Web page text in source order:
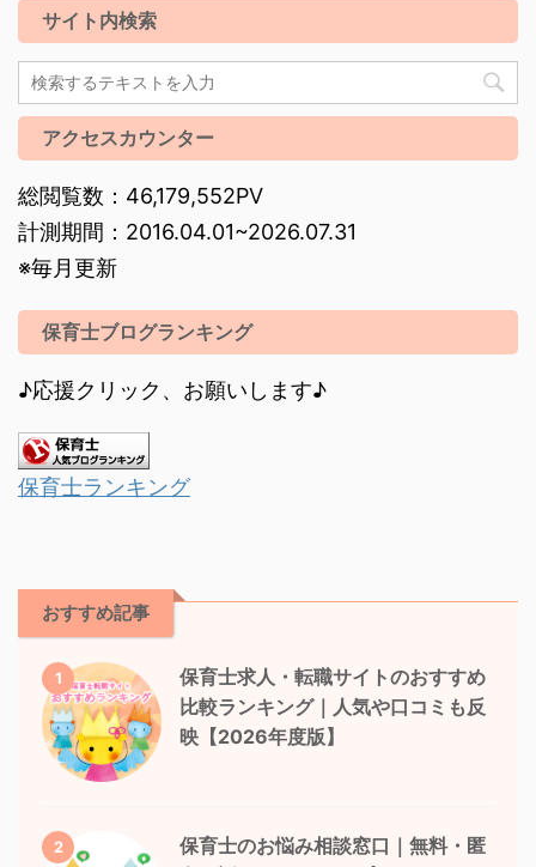
サイト内検索
アクセスカウンター
総閲覧数：46,179,552PV
計測期間：2016.04.01~2026.07.31
※毎月更新
保育士ブログランキング
♪応援クリック、お願いします♪
保育士ランキング
おすすめ記事
1
保育士求人・転職サイトのおすすめ
比較ランキング｜人気や口コミも反
映【2026年度版】
2
保育士のお悩み相談窓口｜無料・匿